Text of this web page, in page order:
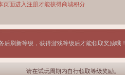
页面进入注册才能获得商城积分
后刷新等级，获得游戏等级后才能领取奖励哦！
请在试玩周期内自行领取等级奖励。